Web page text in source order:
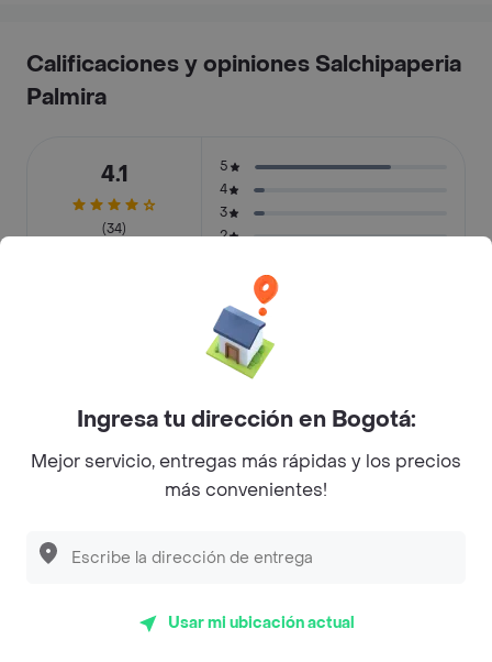
Calificaciones y opiniones Salchipaperia
Palmira
4.1
(34)
5
4
3
2
Tal como lo pedí
Otras razones
Ingresa tu dirección en Bogotá:
Mejor servicio, entregas más rápidas y los precios
más convenientes!
Usar mi ubicación actual